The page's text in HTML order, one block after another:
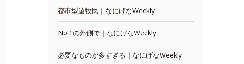
都市型遊牧民｜なにげなWeekly
No.1の外側で｜なにげなWeekly
必要なものが多すぎる｜なにげなWeekly